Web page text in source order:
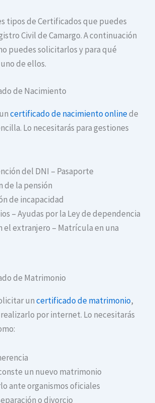
tipos de Certificados que puedes
Civil de Camargo. A continuación
puedes solicitarlos y para qué
de ellos.
de Nacimiento
certificado de nacimiento onlinede
Lo necesitarás para gestiones
del DNI – Pasaporte
de la pensión
de incapacidad
– Ayudas por la Ley de dependencia
el extranjero – Matrícula en una
de Matrimonio
uncertificado de matrimonio,
por internet. Lo necesitarás
un nuevo matrimonio
ante organismos oficiales
o divorcio